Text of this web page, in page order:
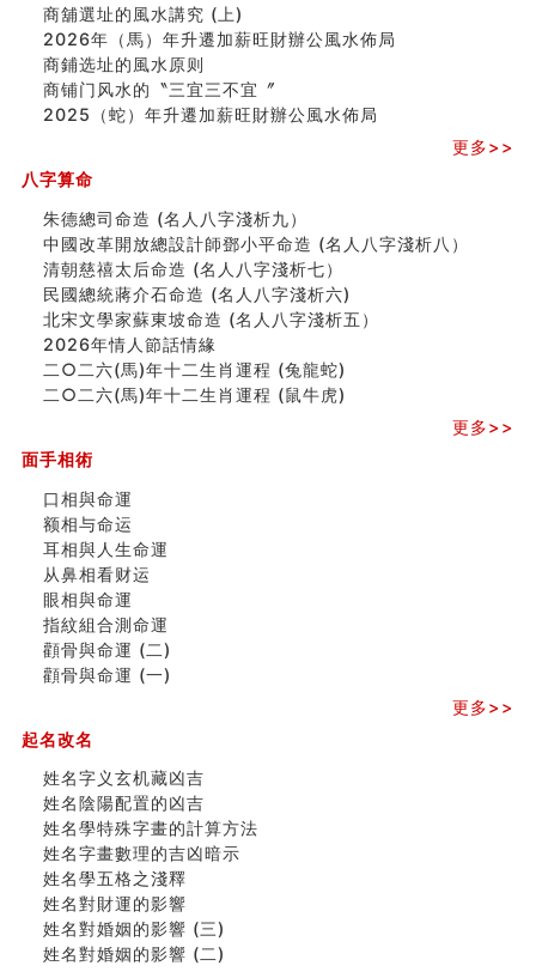
从痣看相
姓名陰陽配置的凶吉
六爻測住宅風水 (四)
玄空本义 (五)
财务办公室风水布局
八字算命：女命八字里日坐伤官克夫？
六爻算卦：我俩之间是否还命中有未尽的缘分？
订婚就是定结婚日子吗
清朝慈禧太后命造 (名人八字淺析七）
玄空本义 (三)
飞灵山传说故事
命理解说：想请问什么时候能够遇到姻缘结婚？
商舖選址的風水講究 (下)
吉凶神跳上大运时的断法【四柱技巧】
玄空本义 (二)
大門風水五大禁忌！大門風水擺設？門中門風水解方？
出现这几种面相桃花泛
寓意好的五行属水的汉字有哪些？五行属水的汉字大全
玄空本义 (一)
＂天下第一关＂的由来
无名指长的人有艺术天赋？手指长短能看出什么？
六爻測住宅風水 (三)
別再一知半解！正解住宅風水十大禁忌
《盲派命理》 ( 十六）
風水辟邪大全
八字天干合化详解
手指饱满福运加身，这种手相福运在何处？
八字铁口直断经验总结五十条
《高岛易断》(四)
民間風水知識九十四條
马斯克八字分析
饭店餐馆风水布局知识
六爻占卜中如何预测官运、事业运？
《高岛易断》(三)
商舖選址的風水講究 (上)
2026年（馬）年升遷加薪旺財辦公風水佈局
商鋪选址的風水原则
商铺门风水的〝三宜三不宜〞
2025（蛇）年升遷加薪旺財辦公風水佈局
更多>>
八字算命
朱德總司命造 (名⼈⼋字淺析九）
中國改革開放總設計師鄧小平命造 (名人八字淺析八）
清朝慈禧太后命造 (名人八字淺析七）
民國總統蔣介石命造 (名人八字淺析六)
北宋文學家蘇東坡命造 (名人八字淺析五）
2026年情人節話情緣
二○二六(馬)年十二生肖運程 (兔龍蛇)
二○二六(馬)年十二生肖運程 (鼠牛虎)
更多>>
面手相術
口相與命運
额相与命运
耳相與人生命運
从鼻相看财运
眼相與命運
指紋組合測命運
顴骨與命運 (二)
顴骨與命運 (一)
更多>>
起名改名
姓名字义玄机藏凶吉
姓名陰陽配置的凶吉
姓名學特殊字畫的計算方法
姓名字畫數理的吉凶暗示
姓名學五格之淺釋
姓名對財運的影響
姓名對婚姻的影響 (三)
姓名對婚姻的影響 (二)